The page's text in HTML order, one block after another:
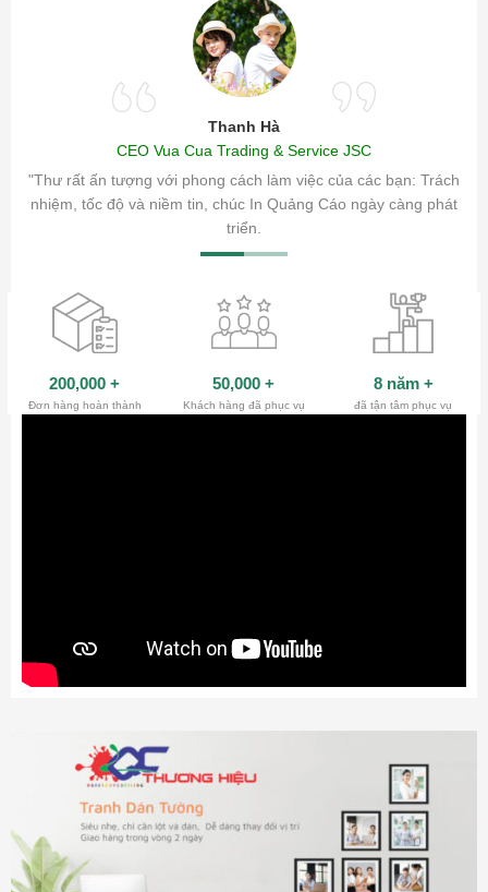
Thanh Hà
CEO Vua Cua Trading & Service JSC
"Thư rất ấn tượng với phong cách làm việc của các bạn: Trách
nhiệm, tốc độ và niềm tin, chúc In Quảng Cáo ngày càng phát
triển.
sóc
200,000 +
Đơn hàng hoàn thành
50,000 +
Khách hàng đã phục vụ
8 năm +
đã tận tâm phục vụ